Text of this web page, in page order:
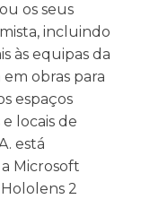
os seus
incluindo
às equipas da
obras para
espaços
locais de
está
Microsoft
2